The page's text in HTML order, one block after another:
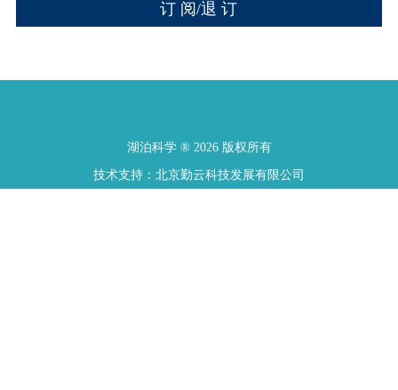
湖泊科学 ® 2026 版权所有
技术支持：北京勤云科技发展有限公司